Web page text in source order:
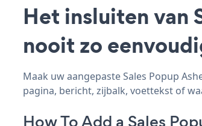
Het insluiten van
nooit zo
Maak uw aangepaste Sales Popup
pagina, bericht, zijbalk, voettekst of